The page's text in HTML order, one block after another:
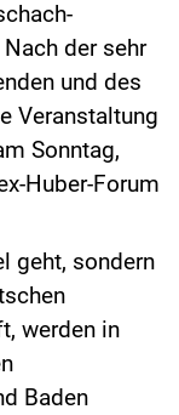
der sehr
und des
Veranstaltung
Sonntag,
Huber-Forum
geht, sondern
werden in
Baden